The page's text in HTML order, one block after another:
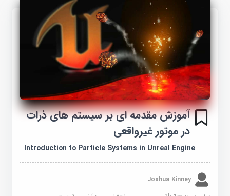
آموزش مقدمه ای بر سیستم های ذرات
در موتور غیرواقعی
Introduction to Particle Systems in Unreal Engine
Joshua Kinney